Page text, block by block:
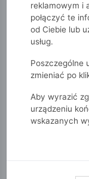
51015kids
reklamowym i
połączyć te
od Ciebie lub
usług.
Poszczególne
zmieniać po
Aby wyrazić
urządzeniu
wskazanych